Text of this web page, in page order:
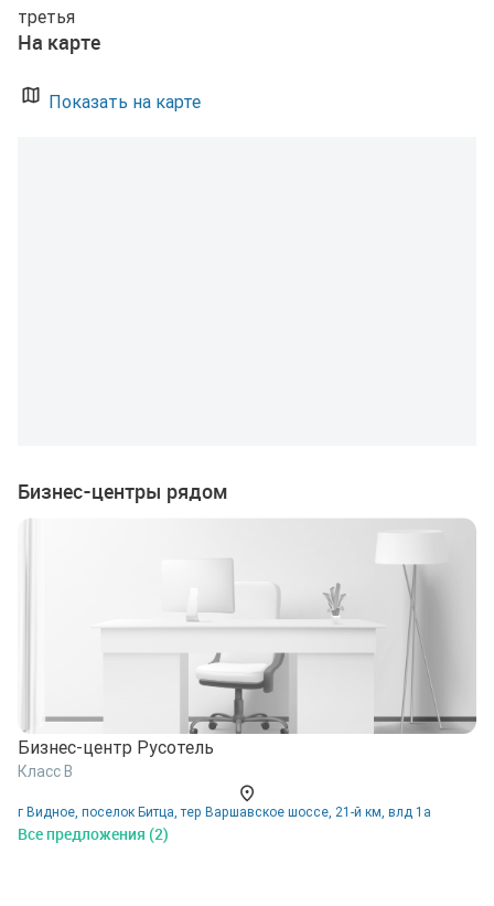
третья
На карте
Показать на карте
Бизнес-центры рядом
Бизнес-центр Русотель
Класс B
г Видное, поселок Битца, тер Варшавское шоссе, 21-й км, влд 1а
Все предложения (2)